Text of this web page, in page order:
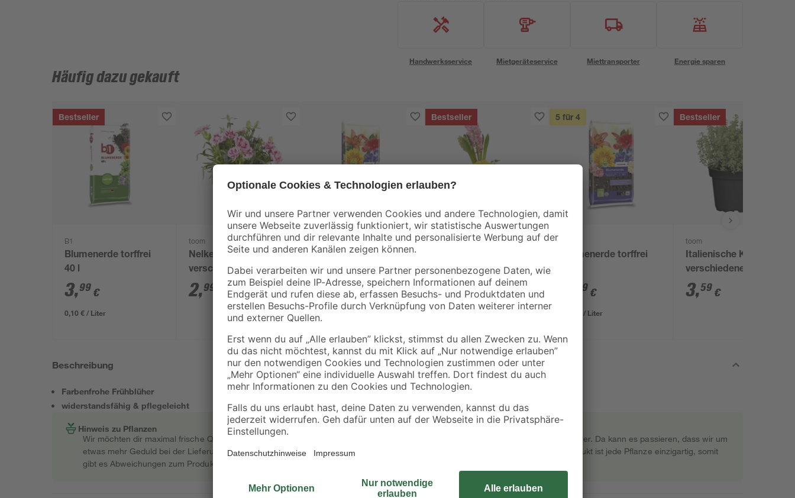
Handwerksservice Mietgeräteservice Miettransporter Energie sparen
Häufig dazu gekauft
Bestseller
B1
Blumenerde torffrei
40 l
3,99 €
0,10 € / Liter
toom
Nelke 'Oscar'
verschiedene Farben
10,5 cm Topf
2,99
toom
Blumenerde torffrei
20 l
7,49 €
0,37 € / Liter
Bestseller
toom
Pflanzen
6,99 €
5 für 4
Blumenerde torffrei
99 €
0,20 € / Liter
Bestseller
toom
Italienische Kräuter
verschiedene Sorten
14 cm Topf
3,59 €
Beschreibung
Farbenfrohe Frühblüher
widerstandsfähig & pflegeleicht
Hinweis zu Pflanzen
Wir möchten dir maximal frische Qualität garantieren. Deswegen ordern wir deine Pflanze erst nach der Bestellung direkt beim Gärtner. Da kann es passieren, dass wir um
etwas mehr Geduld bei der Lieferung bitten müssen. So kannst du dich über eine frische und gesunde Pflanze freuen! Als Naturprodukt ist jede Pflanze einzigartig, somit
gibt es Abweichungen zum Produktfoto.